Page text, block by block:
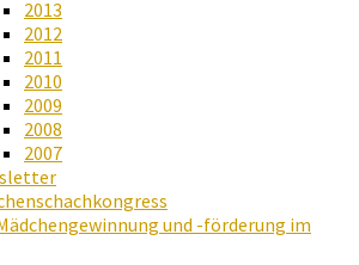
2013
2012
2011
2010
2009
2008
2007
und -förderung im